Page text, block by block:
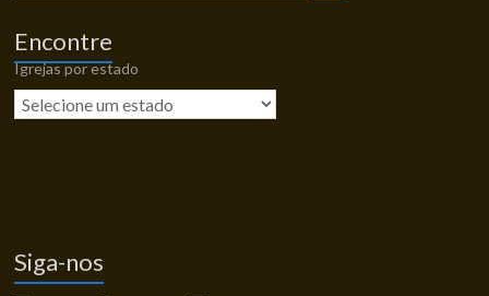
Encontre
Igrejas por estado
Siga-nos